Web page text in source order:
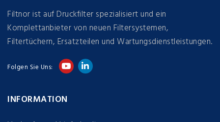
Filtnor ist auf Druckfilter spezialisiert und ein
Komplettanbieter von neuen Filtersystemen,
Filtertüchern, Ersatzteilen und Wartungsdienstleistungen.
Folgen Sie Uns:
INFORMATION